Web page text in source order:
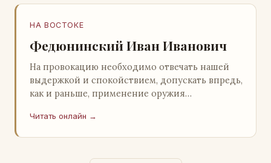
НА ВОСТОКЕ
Федюнинский Иван Иванович
На провокацию необходимо отвечать нашей
выдержкой и спокойствием, допускать впредь,
как и раньше, применение оружия
самообороны о…
Читать онлайн →